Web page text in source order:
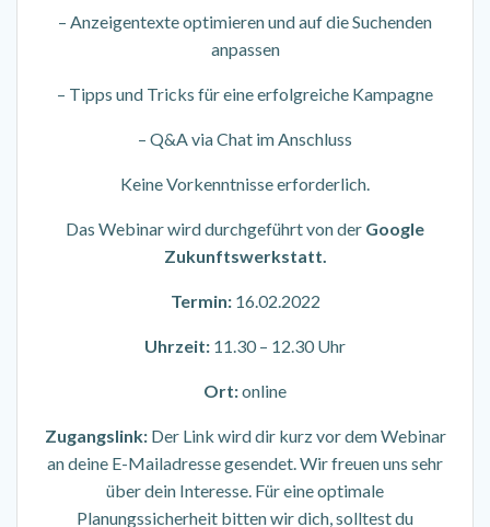
– Anzeigentexte optimieren und auf die Suchenden
anpassen
– Tipps und Tricks für eine erfolgreiche Kampagne
– Q&A via Chat im Anschluss
Keine Vorkenntnisse erforderlich.
Das Webinar wird durchgeführt von der Google
Zukunftswerkstatt.
Termin:16.02.2022
Uhrzeit: 11.30 – 12.30 Uhr
Ort:online
Zugangslink:Der Link wird dir kurz vor dem Webinar
an deine E-Mailadresse gesendet. Wir freuen uns sehr
über dein Interesse. Für eine optimale
Planungssicherheit bitten wir dich, solltest du